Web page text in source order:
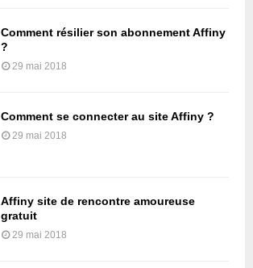
Comment résilier son abonnement Affiny
?
29 mai 2018
Comment se connecter au site Affiny ?
29 mai 2018
Affiny site de rencontre amoureuse
gratuit
29 mai 2018